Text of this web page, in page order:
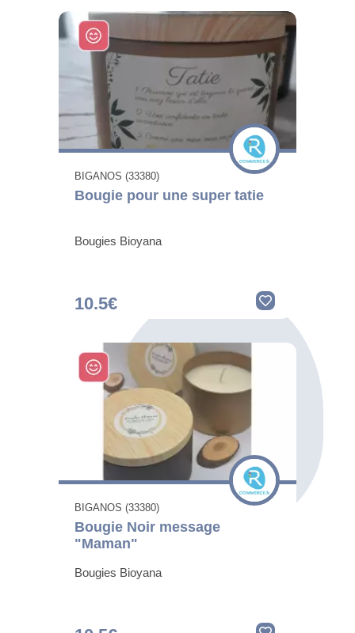
BIGANOS (33380)
Bougie pour une super tatie
Bougies Bioyana
10.5€
BIGANOS (33380)
Bougie Noir message
"Maman"
Bougies Bioyana